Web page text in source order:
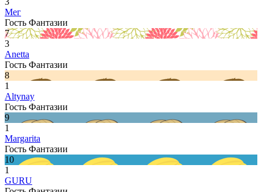
Мег
Гость Фантазии
7
3
Anetta
Гость Фантазии
8
1
Altynay
Гость Фантазии
9
1
Margarita
Гость Фантазии
10
1
GURU